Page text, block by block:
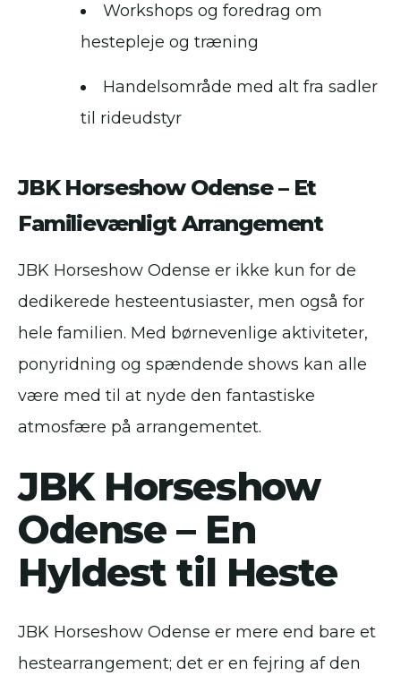
Workshops og foredrag om
hestepleje og træning
Handelsområde med alt fra sadler
til rideudstyr
JBK Horseshow Odense – Et
Familievænligt Arrangement
JBK Horseshow Odense er ikke kun for de
dedikerede hesteentusiaster, men også for
hele familien. Med børnevenlige aktiviteter,
ponyridning og spændende shows kan alle
være med til at nyde den fantastiske
atmosfære på arrangementet.
JBK Horseshow
Odense – En
Hyldest til Heste
JBK Horseshow Odense er mere end bare et
hestearrangement; det er en fejring af den